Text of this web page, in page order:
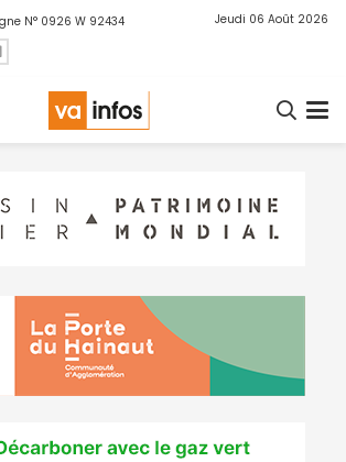
N° 0926 W 92434 Jeudi 06 Août 2026